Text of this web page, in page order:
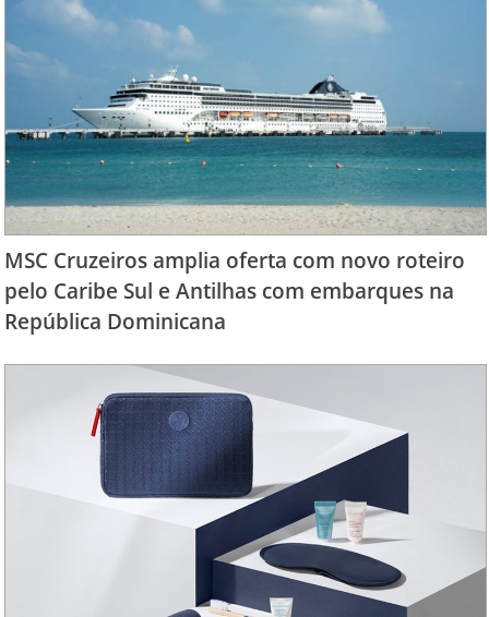
MSC Cruzeiros amplia oferta com novo roteiro
pelo Caribe Sul e Antilhas com embarques na
República Dominicana